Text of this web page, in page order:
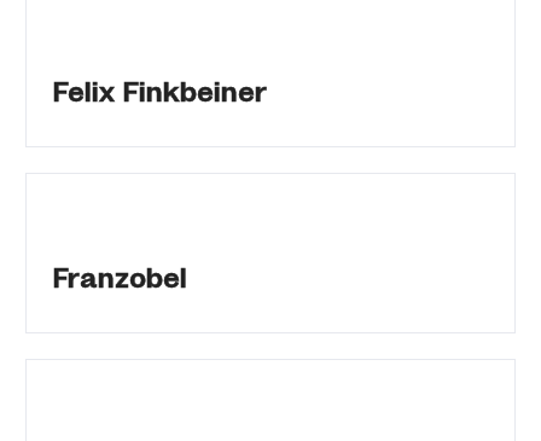
Felix Finkbeiner
Franzobel